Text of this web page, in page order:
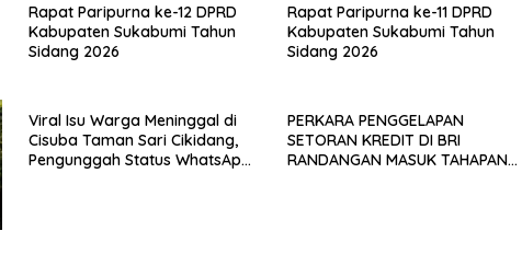
Rapat Paripurna ke-12 DPRD
Kabupaten Sukabumi Tahun
Sidang 2026
Rapat Paripurna ke-11 DPRD
Kabupaten Sukabumi Tahun
Sidang 2026
Viral Isu Warga Meninggal di
Cisuba Taman Sari Cikidang,
Pengunggah Status WhatsApp
PERKARA PENGGELAPAN
SETORAN KREDIT DI BRI
RANDANGAN MASUK TAHAPAN